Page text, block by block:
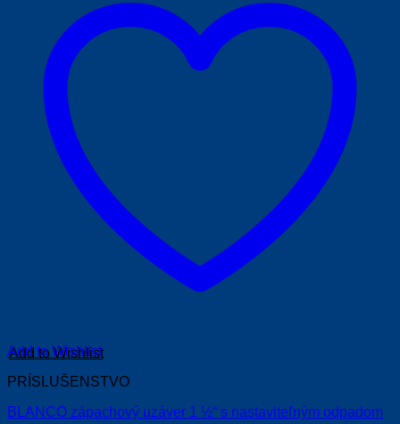
Add to Wishlist
PRÍSLUŠENSTVO
BLANCO zápachový uzáver 1 ½“ s nastaviteľným odpadom